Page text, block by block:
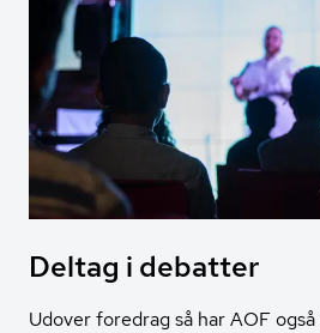
Deltag i debatter
Udover foredrag så har AOF